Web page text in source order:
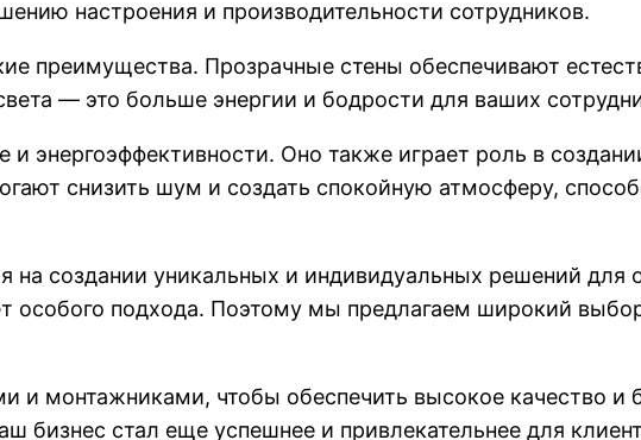
настроения и производительности сотрудников.
преимущества. Прозрачные стены обеспечивают
— это больше энергии и бодрости для ваших
энергоэффективности. Оно также играет роль в
снизить шум и создать спокойную атмосферу,
создании уникальных и индивидуальных решений для
особого подхода. Поэтому мы предлагаем широкий
монтажниками, чтобы обеспечить высокое качество и
бизнес стал еще успешнее и привлекательнее для